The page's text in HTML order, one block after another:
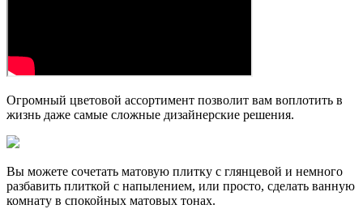
Огромный цветовой ассортимент позволит вам воплотить в
жизнь даже самые сложные дизайнерские решения.
Вы можете сочетать матовую плитку с глянцевой и немного
разбавить плиткой с напылением, или просто, сделать ванную
комнату в спокойных матовых тонах.